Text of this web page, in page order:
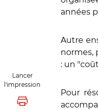
Lancer
l'impression
Lancer l'impression
années
Autre
normes,
: un
Pour